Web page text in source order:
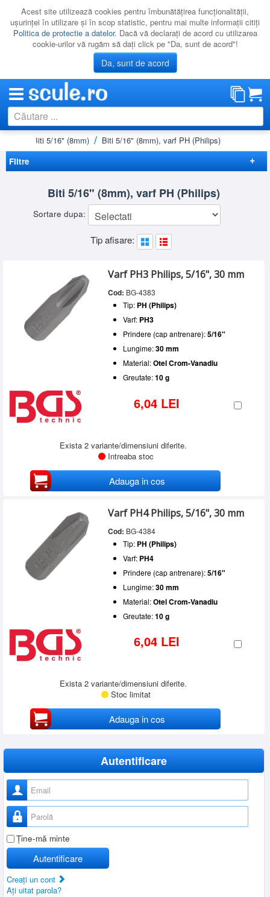
Acest site utilizează cookies pentru îmbunătăţirea funcţionalităţii,
uşurinţei în utilizare şi în scop statistic, pentru mai multe informaţii citiţi
Politica de protectie a datelor. Dacă vă declaraţi de acord cu utilizarea
cookie-urilor vă rugăm să daţi click pe "Da, sunt de acord"!
Da, sunt de acord
CATEGORII
PROMOTII
RESIGILATE
LICHIDARE
INCHIRIERI
BLOG
CONTACT
Biti 5/16" (8mm)
Biti 5/16" (8mm), varf PH (Philips)
Filtre
Elimina filtrele
PH4(1)
Biti 5/16" (8mm), varf PH (Philips)
Sortare dupa:
Tip afisare:
Varf PH3 Philips, 5/16", 30 mm
Cod: BG-4383
Tip: PH (Philips)
Varf: PH3
Prindere (cap antrenare):5/16"
Lungime:30 mm
Material:Otel Crom-Vanadiu
Greutate:10 g
6,04 LEI
Exista 2 variante/dimensiuni diferite.
Intreaba stoc
Adauga in cos
Varf PH4 Philips, 5/16", 30 mm
Cod: BG-4384
Tip: PH (Philips)
Varf: PH4
Prindere (cap antrenare):5/16"
Lungime:30 mm
Material:Otel Crom-Vanadiu
Greutate:10 g
6,04 LEI
Exista 2 variante/dimensiuni diferite.
Stoc limitat
Adauga in cos
Autentificare
Nume utilizator
Parolă
Ţine-mă minte
Autentificare
Creaţi un cont
Aţi uitat parola?